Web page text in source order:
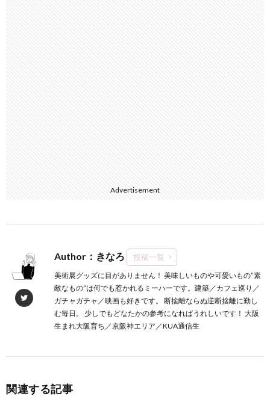
Advertisement
Author：きなろ 投稿一覧
美術展グッズに目がありません！ 美味しいものや可愛いもの”素
敵なもの”は何でも惹かれるミーハーです。建築／カフェ巡り／
ガチャガチャ／映画も好きです。 断捨離ならぬ逆断捨離に勤し
む毎日。 少しでもどなたかの参考になればうれしいです！ 大阪
生まれ大阪育ち／京阪神エリア／KUA通信生
関連する記事